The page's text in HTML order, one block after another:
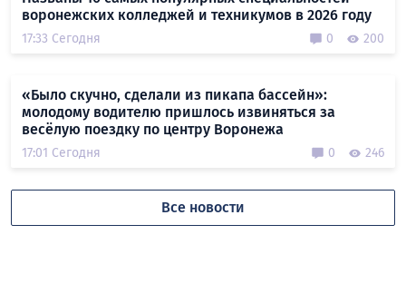
воронежских колледжей и техникумов в 2026 году
17:33 Сегодня 0 200
«Было скучно, сделали из пикапа бассейн»:
молодому водителю пришлось извиняться за
весёлую поездку по центру Воронежа
17:01 Сегодня 0 246
Все новости